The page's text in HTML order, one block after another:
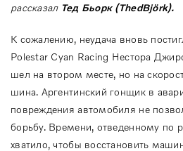
рассказал Тед Бьорк (ThedBjörk).
К сожалению, неудача вновь
Polestar Cyan Racing Нестора
шел на втором месте, но на
шина. Аргентинский гонщик в
повреждения автомобиля не
борьбу. Времени, отведенному по
хватило, чтобы восстановить